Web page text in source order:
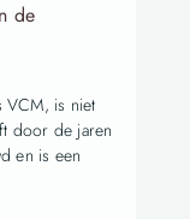
de
VCM, is niet
door de jaren
en is een